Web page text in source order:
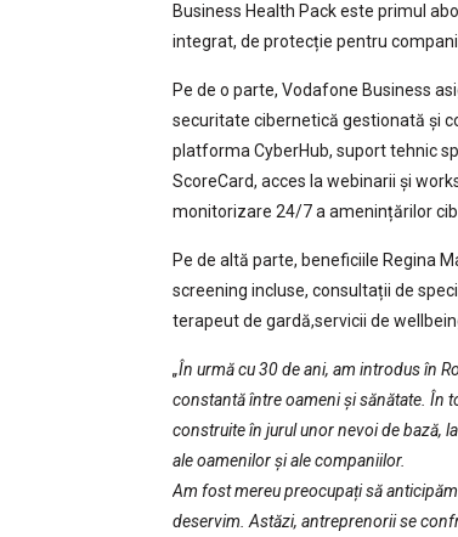
Business Health Pack este primul
integrat, de protecție pentru
Pe de o parte, Vodafone Business
securitate cibernetică gestionată și
platforma CyberHub, suport tehnic
ScoreCard, acces la webinarii și
monitorizare 24/7 a amenințărilor
Pe de altă parte, beneficiile Regina
screening incluse, consultații de
terapeut de gardă,servicii de
„În urmă cu 30 de ani, am introdus în
constantă între oameni și sănătate. În
construite în jurul unor nevoi de bază,
ale oamenilor și ale companiilor.
Am fost mereu preocupați să
deservim. Astăzi, antreprenorii se